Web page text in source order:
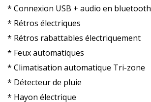
* Connexion USB + audio en bluetooth
* Rétros électriques
* Rétros rabattables électriquement
* Feux automatiques
* Climatisation automatique Tri-zone
* Détecteur de pluie
* Hayon électrique